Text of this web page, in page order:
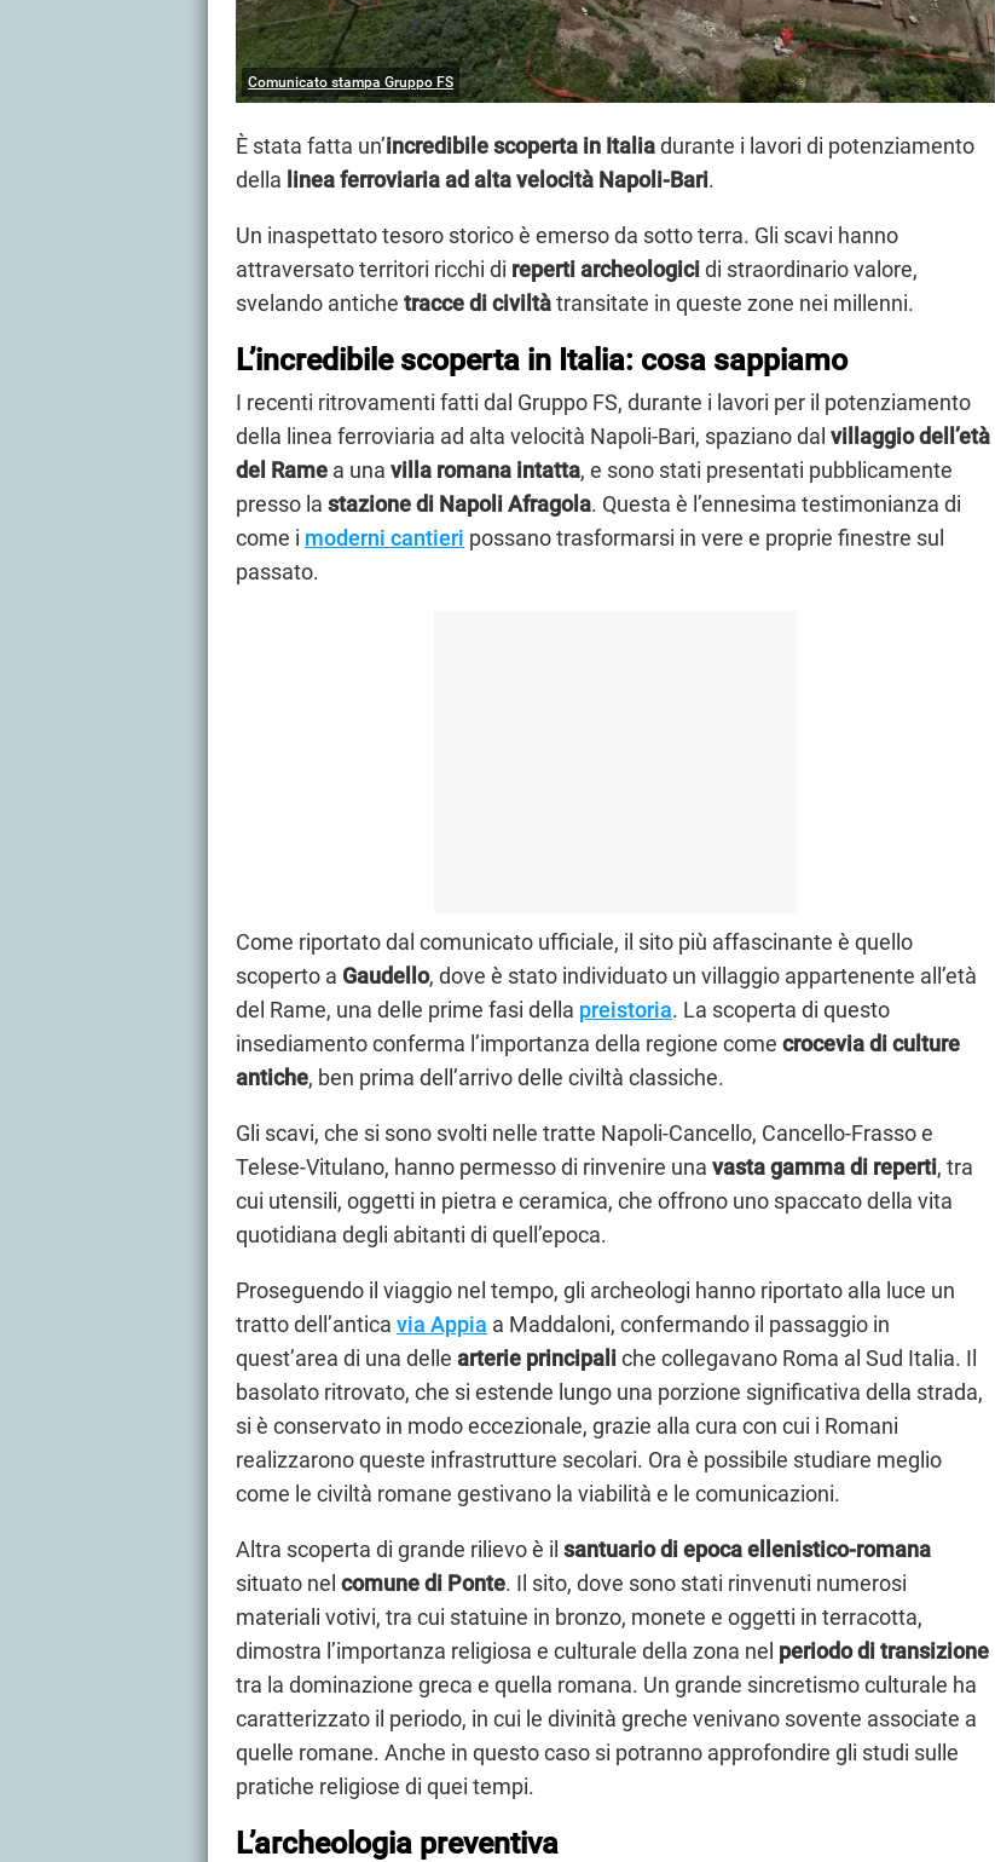
Comunicato stampa Gruppo FS
È stata fatta un’incredibile scoperta in Italiadurante i lavori di potenziamento
della linea ferroviaria ad alta velocità Napoli-Bari.
Un inaspettato tesoro storico è emerso da sotto terra. Gli scavi hanno
attraversato territori ricchi di reperti archeologicidi straordinario valore,
svelando antiche tracce di civiltàtransitate in queste zone nei millenni.
L’incredibile scoperta in Italia: cosa sappiamo
I recenti ritrovamenti fatti dal Gruppo FS, durante i lavori per il potenziamento
della linea ferroviaria ad alta velocità Napoli-Bari, spaziano dal villaggio dell’età
del Rame a una villa romana intatta, e sono stati presentati pubblicamente
presso la stazione di Napoli Afragola. Questa è l’ennesima testimonianza di
come i moderni cantieri possano trasformarsi in vere e proprie finestre sul
passato.
Come riportato dal comunicato ufficiale, il sito più affascinante è quello
scoperto a Gaudello, dove è stato individuato un villaggio appartenente all’età
del Rame, una delle prime fasi della preistoria. La scoperta di questo
insediamento conferma l’importanza della regione come crocevia di culture
antiche, ben prima dell’arrivo delle civiltà classiche.
Gli scavi, che si sono svolti nelle tratte Napoli-Cancello, Cancello-Frasso e
Telese-Vitulano, hanno permesso di rinvenire una vasta gamma di reperti, tra
cui utensili, oggetti in pietra e ceramica, che offrono uno spaccato della vita
quotidiana degli abitanti di quell’epoca.
Proseguendo il viaggio nel tempo, gli archeologi hanno riportato alla luce un
tratto dell’antica via Appia a Maddaloni, confermando il passaggio in
quest’area di una delle arterie principaliche collegavano Roma al Sud Italia. Il
basolato ritrovato, che si estende lungo una porzione significativa della strada,
si è conservato in modo eccezionale, grazie alla cura con cui i Romani
realizzarono queste infrastrutture secolari. Ora è possibile studiare meglio
come le civiltà romane gestivano la viabilità e le comunicazioni.
Altra scoperta di grande rilievo è il santuario di epoca ellenistico-romana
situato nel comune di Ponte. Il sito, dove sono stati rinvenuti numerosi
materiali votivi, tra cui statuine in bronzo, monete e oggetti in terracotta,
dimostra l’importanza religiosa e culturale della zona nel periodo di transizione
tra la dominazione greca e quella romana. Un grande sincretismo culturale ha
caratterizzato il periodo, in cui le divinità greche venivano sovente associate a
quelle romane. Anche in questo caso si potranno approfondire gli studi sulle
pratiche religiose di quei tempi.
L’archeologia preventiva